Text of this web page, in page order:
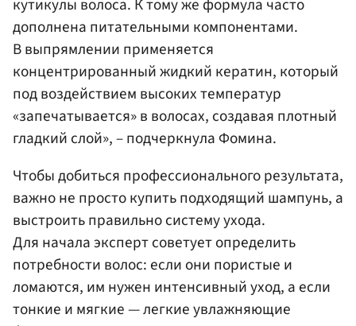
кутикулы волоса. К тому же формула часто
дополнена питательными компонентами.
В выпрямлении применяется
концентрированный жидкий кератин, который
под воздействием высоких температур
«запечатывается» в волосах, создавая плотный
гладкий слой», – подчеркнула Фомина.
Чтобы добиться профессионального результата,
важно не просто купить подходящий шампунь, а
выстроить правильно систему ухода.
Для начала эксперт советует определить
потребности волос: если они пористые и
ломаются, им нужен интенсивный уход, а если
тонкие и мягкие — легкие увлажняющие